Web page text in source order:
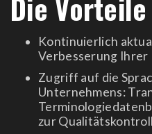
Kontinuierlich
Verbesserung
Zugriff auf die
Unternehmens:
zur